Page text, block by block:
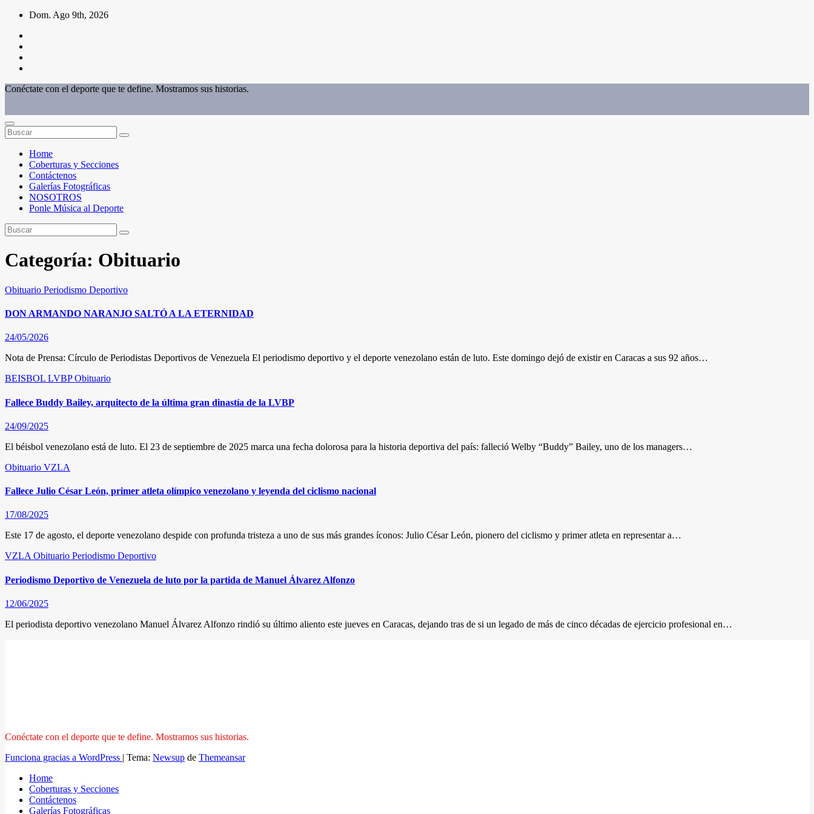
Saltar
contenido
Dom. Ago 9th, 2026
Conéctate con el deporte que te define. Mostramos sus historias.
Home
Coberturas y Secciones
Contáctenos
Galerías Fotográficas
NOSOTROS
Ponle Música al Deporte
Categoría: Obituario
Obituario Periodismo Deportivo
DON ARMANDO NARANJO SALTÓ A LA ETERNIDAD
24/05/2026
Nota de Prensa: Círculo de Periodistas Deportivos de Venezuela El periodismo deportivo y el deporte venezolano están de luto. Este domingo dejó de existir en Caracas a sus 92 años…
BEISBOL LVBPObituario
Fallece Buddy Bailey, arquitecto de la última gran dinastía de la LVBP
24/09/2025
El béisbol venezolano está de luto. El 23 de septiembre de 2025 marca una fecha dolorosa para la historia deportiva del país: falleció Welby “Buddy” Bailey, uno de los managers…
Obituario VZLA
Fallece Julio César León, primer atleta olímpico venezolano y leyenda del ciclismo nacional
17/08/2025
Este 17 de agosto, el deporte venezolano despide con profunda tristeza a uno de sus más grandes íconos: Julio César León, pionero del ciclismo y primer atleta en representar a…
VZLAObituario Periodismo Deportivo
Periodismo Deportivo de Venezuela de luto por la partida de Manuel Álvarez Alfonzo
12/06/2025
El periodista deportivo venezolano Manuel Álvarez Alfonzo rindió su último aliento este jueves en Caracas, dejando tras de si un legado de más de cinco décadas de ejercicio profesional en…
Conéctate con el deporte que te define. Mostramos sus historias.
Funciona gracias a WordPress | Tema: Newsup de Themeansar
Home
Coberturas y Secciones
Contáctenos
Galerías Fotográficas